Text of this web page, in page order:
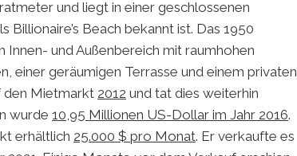
und liegt in einer geschlossenen
Beach bekannt ist. Das 1950
und Außenbereich mit raumhohen
einer geräumigen Terrasse und einem privaten
den Mietmarkt 2012 und tat dies weiterhin
wurde 10,95 Millionen US-Dollar im Jahr 2016.
erhältlich 25.000 $ pro Monat. Er verkaufte es